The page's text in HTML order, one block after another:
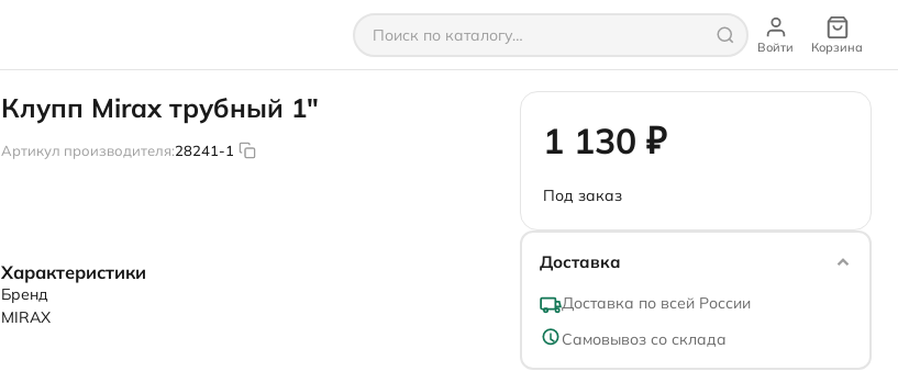
Войти Корзина
Клупп Mirax трубный 1"
Артикул производителя:28241-1 1 130 ₽
Под заказ
Доставка
Доставка по всей России
Самовывоз со склада
Характеристики
Бренд
MIRAX